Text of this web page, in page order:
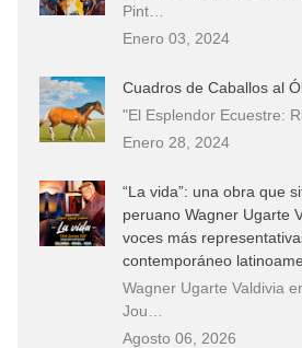
Pint…
Enero 03, 2024
Cuadros de Caballos al
"El Esplendor Ecuestre:
Enero 28, 2024
“La vida”: una obra que
peruano Wagner Ugarte
voces más
contemporáneo
Wagner Ugarte Valdivia
Jou…
Agosto 06, 2026